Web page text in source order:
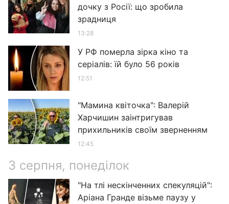
дочку з Росії: що зробила
зрадниця
13:28
У РФ померла зірка кіно та
серіалів: їй було 56 років
12:51
"Мамина квіточка": Валерій
Харчишин заінтригував
прихильників своїм зверненням
12:45
3 серпня, понеділок
"На тлі нескінченних спекуляцій":
Аріана Гранде візьме паузу у